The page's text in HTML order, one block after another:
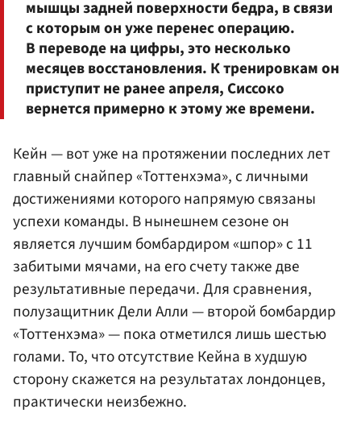
мышцы задней поверхности бедра, в связи
с которым он уже перенес операцию.
В переводе на цифры, это несколько
месяцев восстановления. К тренировкам он
приступит не ранее апреля, Сиссоко
вернется примерно к этому же времени.
Кейн — вот уже на протяжении последних лет
главный снайпер «Тоттенхэма», с личными
достижениями которого напрямую связаны
успехи команды. В нынешнем сезоне он
является лучшим бомбардиром «шпор» с 11
забитыми мячами, на его счету также две
результативные передачи. Для сравнения,
полузащитник Дели Алли — второй бомбардир
«Тоттенхэма» — пока отметился лишь шестью
голами. То, что отсутствие Кейна в худшую
сторону скажется на результатах лондонцев,
практически неизбежно.